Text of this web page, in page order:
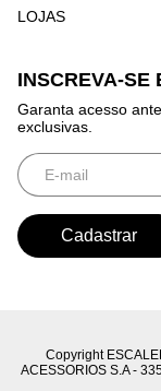
LOJAS
INSCREVA-SE
Garanta acesso
exclusivas.
Copyright
ACESSORIOS S.A -